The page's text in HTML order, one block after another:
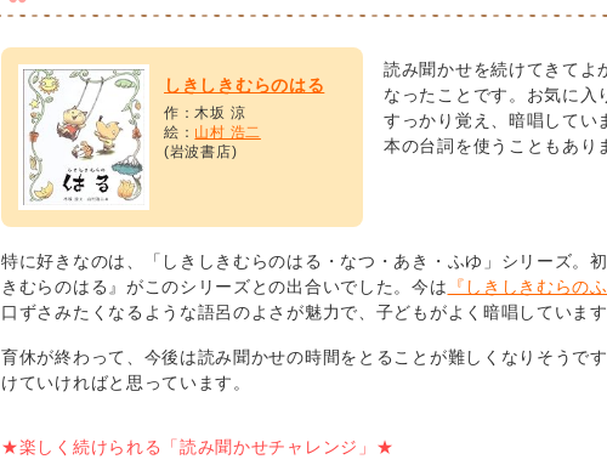
しきしきむらのはる
作：木坂 涼
絵： 山村 浩二
(岩波書店)
読み聞かせを続けてきてよ
なったことです。お気に入
すっかり覚え、暗唱してい
本の台詞を使うこともあり
特に好きなのは、「しきしきむらのはる・なつ・あき・ふゆ」シリーズ。
きむらのはる』がこのシリーズとの出合いでした。今は 『しきしきむらの
口ずさみたくなるような語呂のよさが魅力で、子どもがよく暗唱していま
育休が終わって、今後は読み聞かせの時間をとることが難しくなりそうで
けていければと思っています。
★楽しく続けられる「読み聞かせチャレンジ」★